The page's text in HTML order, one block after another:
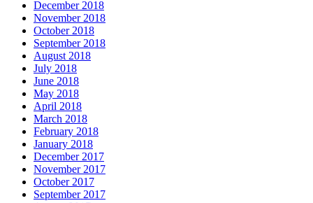
December 2018
November 2018
October 2018
September 2018
August 2018
July 2018
June 2018
May 2018
April 2018
March 2018
February 2018
January 2018
December 2017
November 2017
October 2017
September 2017